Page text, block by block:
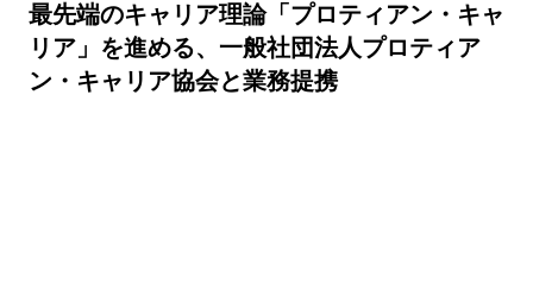
最先端のキャリア理論「プロティアン・キャ
リア」を進める、一般社団法人プロティア
ン・キャリア協会と業務提携